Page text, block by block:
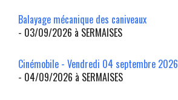
Balayage mécanique des caniveaux
- 03/09/2026 à SERMAISES
Cinémobile - Vendredi 04 septembre 2026
- 04/09/2026 à SERMAISES